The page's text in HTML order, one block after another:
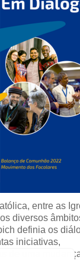
entre as
diversos
definia os
iniciativas,
de uma